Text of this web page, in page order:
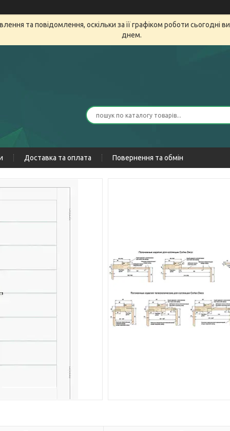
та повідомлення, оскільки за її графіком роботи
днем.
Доставка та оплата Повернення та обмін